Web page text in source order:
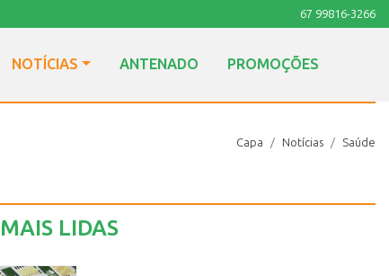
67 99816-3266
NOTÍCIAS ANTENADO PROMOÇÕES
Capa Notícias Saúde
MAIS LIDAS